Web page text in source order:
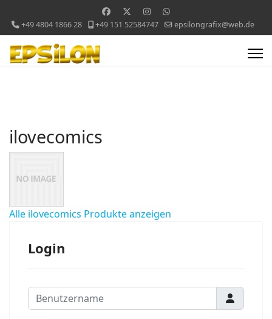
+49 4804 1866 28 +49 151 52584747 epsilongrafix@web.de
ilovecomics
Alle ilovecomics Produkte anzeigen
Login
Benutzername